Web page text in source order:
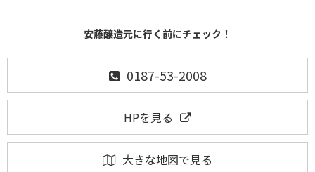
安藤醸造元に行く前にチェック！
0187-53-2008
HPを見る
大きな地図で見る